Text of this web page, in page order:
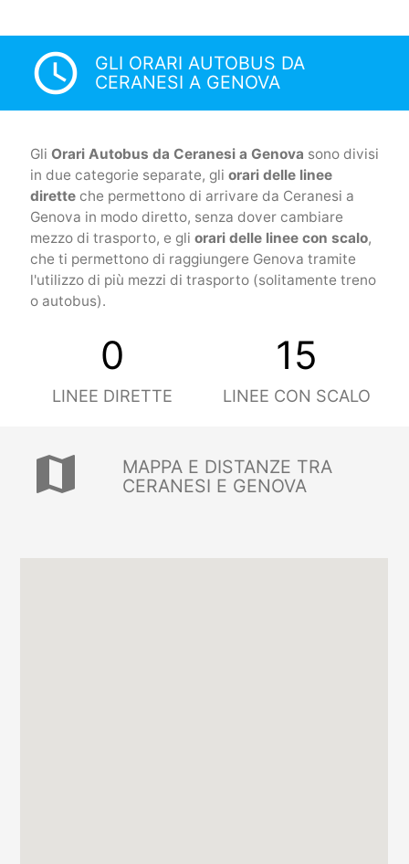
access_time
GLI ORARI AUTOBUS DA
CERANESI A GENOVA
Gli Orari Autobus da Ceranesi a Genova sono divisi
in due categorie separate, gli orari delle linee
diretteche permettono di arrivare da Ceranesi a
Genova in modo diretto, senza dover cambiare
mezzo di trasporto, e gli orari delle linee con scalo,
che ti permettono di raggiungere Genova tramite
l'utilizzo di più mezzi di trasporto (solitamente treno
o autobus).
0
LINEE DIRETTE
15
LINEE CON SCALO
map
MAPPA E DISTANZE TRA
CERANESI E GENOVA